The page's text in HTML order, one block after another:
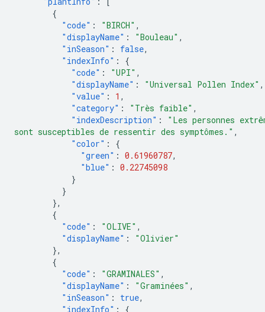
{
"code" : "BIRCH" ,
"displayName" : "Bouleau" ,
"inSeason" : false,
"indexInfo" :
{
"code" : "UPI" ,
"displayName" : "Universal Pollen Index" ,
"value" : 1 ,
"category" : "Très faible" ,
"indexDescription" :
"Les personnes
sont susceptibles de ressentir des symptômes." ,
"color" :
{
"green" : 0.61960787,
"blue" : 0.22745098
}
}
},
{
"code" : "OLIVE" ,
"displayName" :
"Olivier"
},
{
"code" : "GRAMINALES" ,
"displayName" : "Graminées" ,
"inSeason" : true,
"indexInfo" :
{